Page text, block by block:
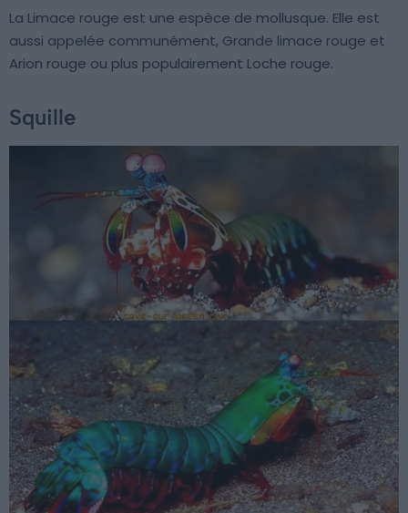
La Limace rouge est une espèce de mollusque. Elle est
aussi appelée communément, Grande limace rouge et
Arion rouge ou plus populairement Loche rouge.
Squille